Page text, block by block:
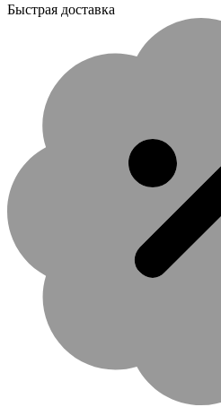
Быстрая доставка